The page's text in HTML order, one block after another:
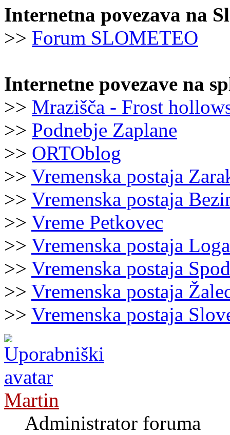
Internetna povezava na
>> Forum SLOMETEO
Internetne povezave na
>> Mrazišča - Frost
>> Podnebje Zaplane
>> ORTOblog
>> Vremenska postaja
>> Vremenska postaja
>> Vreme Petkovec
>> Vremenska postaja
>> Vremenska postaja
>> Vremenska postaja
>> Vremenska postaja
Martin
Administrator foruma